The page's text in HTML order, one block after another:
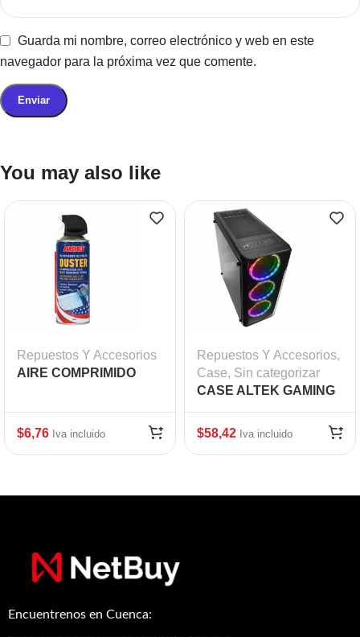
Guarda mi nombre, correo electrónico y web en este
navegador para la próxima vez que comente.
You may also like
Repuestos Y Accesorios
AIRE COMPRIMIDO
$6,76 Iva incluido
Repuestos Y Accesorios,
Case, Sin categorizar
CASE ALTEK GAMING
USB 3.0/4
VENTILADORES/TAPA
GARANTIA DE 6
$58,42 Iva incluido
Encuentrenos en Cuenca: